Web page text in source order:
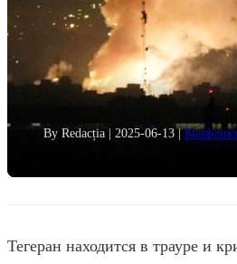
By Redacția | 2025-06-13|
Тегеран находится в трауре и